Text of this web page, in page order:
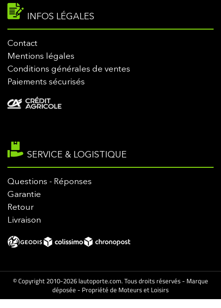
INFOS LÉGALES
Contact
Mentions légales
Conditions générales de ventes
Paiements sécurisés
SERVICE & LOGISTIQUE
Questions - Réponses
Garantie
Retour
Livraison
© Copyright 2010-2026 lautoporte.com. Tous droits réservés - Marque
déposée - Propriété de Moteurs et Loisirs